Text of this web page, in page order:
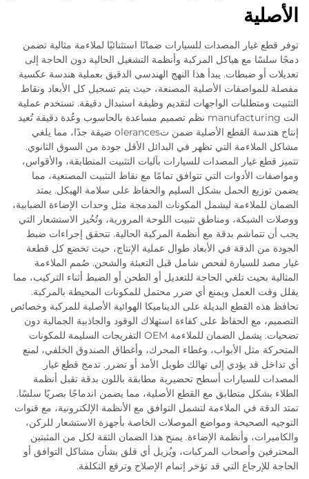
الأصلية
توفر قطع غيار المصدات للسيارات ضمانًا استثنائيًا لملاءمة مثالية تضمن
دمجًا سلسًا مع هياكل المركبة وأنظمة التشغيل الحالية دون الحاجة إلى
تعديلات أو ضبطات. يبدأ هذا النهج الهندسي الدقيق بعملية هندسة عكسية
مفصلة للمواصفات الأصلية المصنعة، حيث يتم تسجيل كل الأبعاد ونقاط
التثبيت ومتطلبات الواجهات لتقديم وظيفة استبدال دقيقة. تستخدم عملية
الت manufacturing نظم تصميم مساعدة بالحاسوب وعُدة دقيقة تُعيد
إنتاج هندسة القطع الأصلية ضمن تolerances ضيقة جدًا، مما يلغي
مشاكل الملاءمة التي تظهر في البدائل الأقل جودة من السوق الثانوي.
تتميز قطع غيار المصدات للسيارات بآليات التثبيت المتطابقة، والأقواس،
ومواصفات الأدوات التي تتوافق تمامًا مع نقاط التثبيت المصنعية، مما
يضمن توزيع الحمل بشكل السليم والحفاظ على سلامة الهيكل. يمتد
الضمان للملاءمة ليشمل المكونات المدمجة مثل وحدات الإضاءة الضبابية،
ووصلات الشبكة، ومناطق تثبيت اللوحة المرورية، وتُحُيز الاستشعار التي
يجب أن تتماشم بدقة مع أنظمة المركبة الحالية. تتحقق إجراءات ضبط
الجودة من الدقة في الأبعاد طوال عملية الإنتاج، حيث تخضع كل قطعة
غيار مصد للسيارة لفحص شامل قبل التعبئة والشحن. صُمم الملاءمة
المثالية بحيث تلغي الحاجة للتعديل أو الطحن أو الضبط أثناء التركيب، مما
يقلل وقت العمل ويمنع أي ضرر محتمل للمكونات المحيطة بالمركبة.
تحافظ هذه القطع البديلة على الديناميكا الهوائية الأصلية للمركبة وخصائص
التصميم، مع الحفاظ على كفاءة استهلاك الوقود والجاذبية الجمالية دون
تضحيات. يشمل الضمان للملاءمة OEM التفريجات السليمة للمكونات
المتحركة مثل الأبواب، وغطاء المحرك، وأغطاق الصندوق الخلفي، لمنع
أي تداخل قد يؤدي إلى تهالك طويل الأمد أو تضرر. تدمج قطع غيار
المصدات للسيارات أسطح تحضيرية مطابقة باللون بدقة تقبل أنظمة
الطلاء بشكل متطابق مع القطع الأصلية، مما يضمن اندماجًا بصريًا سلسًا.
تمتد الدقة في الملاءمة لتشمل التوافق مع الأنظمة الإلكترونية، مع قنوات
التوجيه الصحيحة ومواضع الموصلات الخاصة بأجهزة الاستشعار للركن،
والكاميرات، وأنظمة الإضاءة. يمنح هذا الضمان الثقة لكل من المثبتين
المحترفين وأصحاب المركبات، ويُزيل أي قلق بشأن مشاكل التوافق أو
الحاجة للإرجاع التي قد تؤخر إتمام الإصلاح وترفع التكلفة.